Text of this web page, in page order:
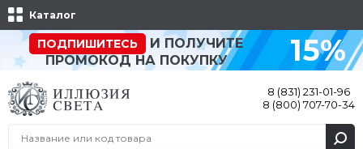
Каталог
ПОДПИШИТЕСЬ
И ПОЛУЧИТЕ
ПРОМОКОД НА ПОКУПКУ
15%
8 (831) 231-01-96
8 (800) 707-70-34